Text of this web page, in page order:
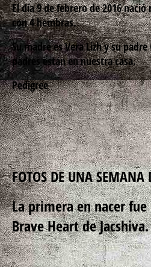
El día 9 de febrero de 2016
con 4 hembras.
Su madre es Vera Lizh y su
padres están en nuestra casa.
Pedigree
FOTOS DE UNA SEMANA
La primera en nacer
Brave Heart de